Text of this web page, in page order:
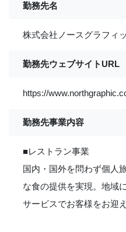
勤務先名
株式会社ノースグラフィ
勤務先ウェブサイトURL
https://
勤務先事業内容
■レストラン事業
国内・国外を問わず個人
な食の提供を実現。地域
サービスでお客様をお迎